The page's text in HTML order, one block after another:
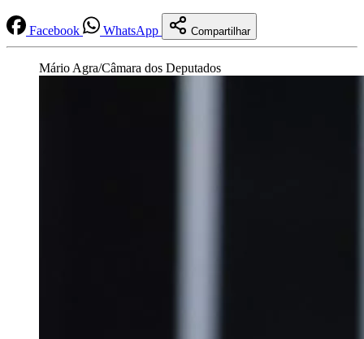
Facebook WhatsApp Compartilhar
Mário Agra/Câmara dos Deputados